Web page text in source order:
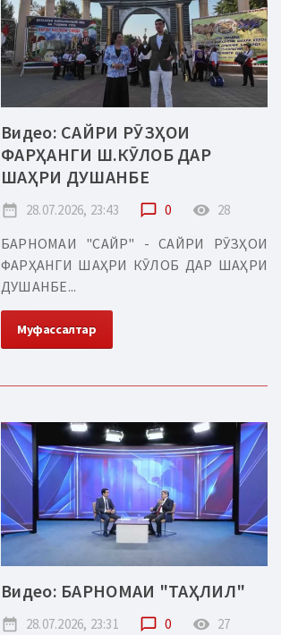
Видео: САЙРИ РӮЗҲОИ
ФАРҲАНГИ Ш.КӮЛОБ ДАР
ШАҲРИ ДУШАНБЕ
date_range 28.07.2026, 23:43 chat_bubble_outline 0 remove_red_eye 28
БАРНОМАИ "САЙР" - САЙРИ РӮЗҲОИ
ФАРҲАНГИ ШАҲРИ КӮЛОБ ДАР ШАҲРИ
ДУШАНБЕ...
Муфассалтар
Видео: БАРНОМАИ "ТАҲЛИЛ"
date_range 28.07.2026, 23:31 chat_bubble_outline 0 remove_red_eye 27